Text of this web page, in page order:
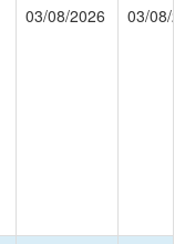
03/08/2026 03/08/